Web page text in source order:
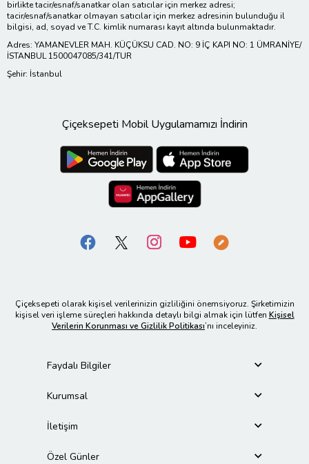
birlikte tacir/esnaf/sanatkar olan satıcılar için merkez adresi;
tacir/esnaf/sanatkar olmayan satıcılar için merkez adresinin bulunduğu il
bilgisi, ad, soyad ve T.C. kimlik numarası kayıt altında bulunmaktadır.
Adres: YAMANEVLER MAH. KÜÇÜKSU CAD. NO: 9 İÇ KAPI NO: 1 ÜMRANİYE/
İSTANBUL 1500047085/341/TUR
Şehir: İstanbul
Çiçeksepeti Mobil Uygulamamızı İndirin
Çiçeksepeti olarak kişisel verilerinizin gizliliğini önemsiyoruz. Şirketimizin
kişisel veri işleme süreçleri hakkında detaylı bilgi almak için lütfen Kişisel
Verilerin Korunması ve Gizlilik Politikası’nı inceleyiniz.
Faydalı Bilgiler
Kurumsal
İletişim
Özel Günler